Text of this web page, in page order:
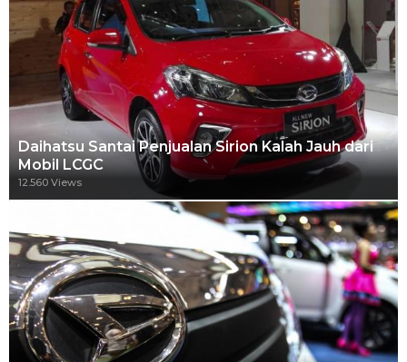
Daihatsu Santai Penjualan Sirion Kalah Jauh dari
Mobil LCGC
12.560 Views